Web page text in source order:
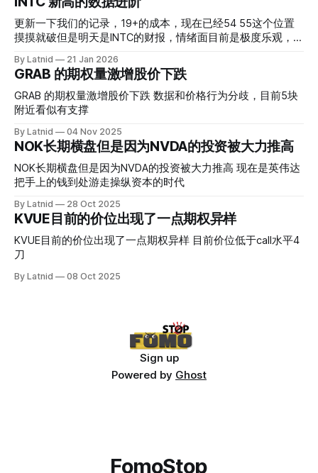
更新一下我们的记录，19+的成本，现在已经54 55这个位置
摸摸就破但是明天是INTC的财报，情绪面目前是极度乐观，反
是突破前的支撑CC感觉可以做，放远些, 因为18A的经验还未
真正得到普遍大众的关注，当然财报可以继续出新消息顶一下
压力位置。 数据在70驻扎 整体呈现 47 – 60 短期位置
By Latnid 21 Jan 2026
GRAB 的期权量激增股价下跌
GRAB 的期权量激增股价下跌 数据和价格行为分歧，目前5块
附近看似有支撑
By Latnid 04 Nov 2025
NOK长期横盘但是因为NVDA的投资被大力推高
NOK长期横盘但是因为NVDA的投资被大力推高 现在是英伟达
把手上的钱到处游走操纵资本的时代
By Latnid 28 Oct 2025
KVUE目前的价位出现了一点期权异样
KVUE目前的价位出现了一点期权异样 目前价位低于call水平4
刀
By Latnid 08 Oct 2025
Sign up
Powered by Ghost
FomoStop